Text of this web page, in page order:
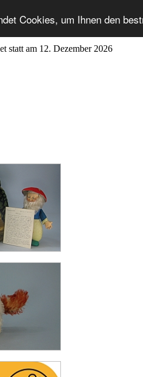
Cookies, um Ihnen den
statt am 12. Dezember 2026